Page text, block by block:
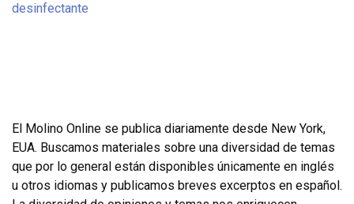
El Molino Online se publica diariamente desde New York,
EUA. Buscamos materiales sobre una diversidad de temas
que por lo general están disponibles únicamente en inglés
u otros idiomas y publicamos breves excerptos en español.